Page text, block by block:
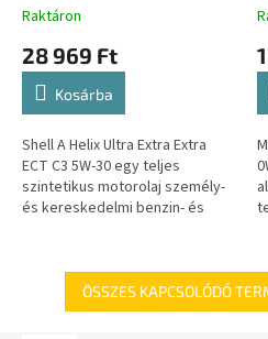
Raktáron
28 969 Ft
Kosárba
Shell A Helix Ultra Extra Extra
ECT C3 5W-30 egy teljes
szintetikus motorolaj személy-
és kereskedelmi benzin- és
Opel -...
ÖSSZES KAPCSOLÓDÓ